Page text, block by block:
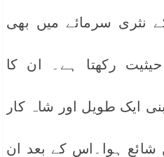
نثری سرمائے میں بھی
رکھتا ہے۔ ان کا
ایک طویل اور شاہ کار
میں شائع ہوا۔اس کے بعد ان